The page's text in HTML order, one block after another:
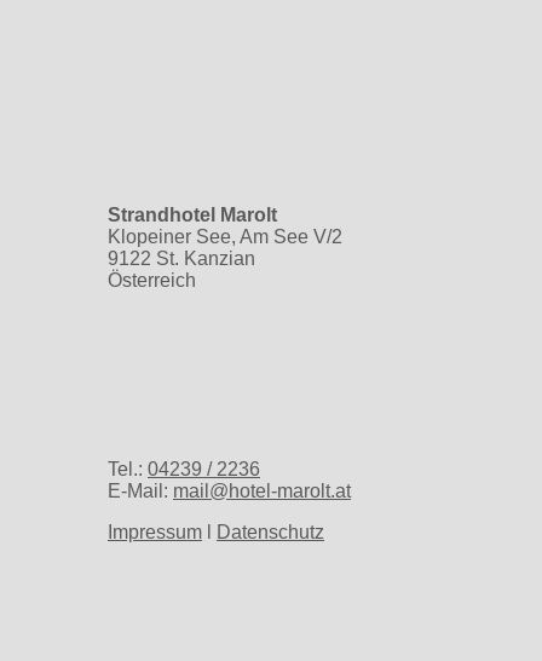
Strandhotel Marolt
Klopeiner See, Am See V/2
9122 St. Kanzian
Österreich
Tel.: 04239 / 2236
E-Mail: mail@hotel-marolt.at
Impressum
Datenschutz